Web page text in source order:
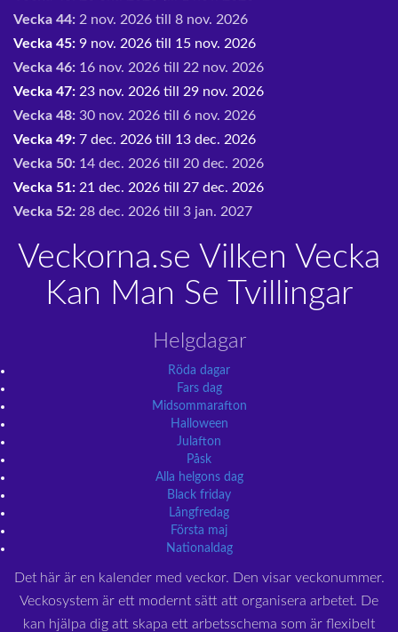
Vecka 44: 2 nov. 2026 till 8 nov. 2026
Vecka 45: 9 nov. 2026 till 15 nov. 2026
Vecka 46: 16 nov. 2026 till 22 nov. 2026
Vecka 47: 23 nov. 2026 till 29 nov. 2026
Vecka 48: 30 nov. 2026 till 6 nov. 2026
Vecka 49: 7 dec. 2026 till 13 dec. 2026
Vecka 50: 14 dec. 2026 till 20 dec. 2026
Vecka 51: 21 dec. 2026 till 27 dec. 2026
Vecka 52: 28 dec. 2026 till 3 jan. 2027
Veckorna.se Vilken Vecka
Kan Man Se Tvillingar
Helgdagar
Röda dagar
Fars dag
Midsommarafton
Halloween
Julafton
Påsk
Alla helgons dag
Black friday
Långfredag
Första maj
Nationaldag
Det här är en kalender med veckor. Den visar veckonummer.
Veckosystem är ett modernt sätt att organisera arbetet. De
kan hjälpa dig att skapa ett arbetsschema som är flexibelt